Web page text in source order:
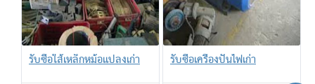
รับซื้อใส้เหล็กหม้อแปลงเก่า รับซื้อเครื่องปั่นไฟเก่า